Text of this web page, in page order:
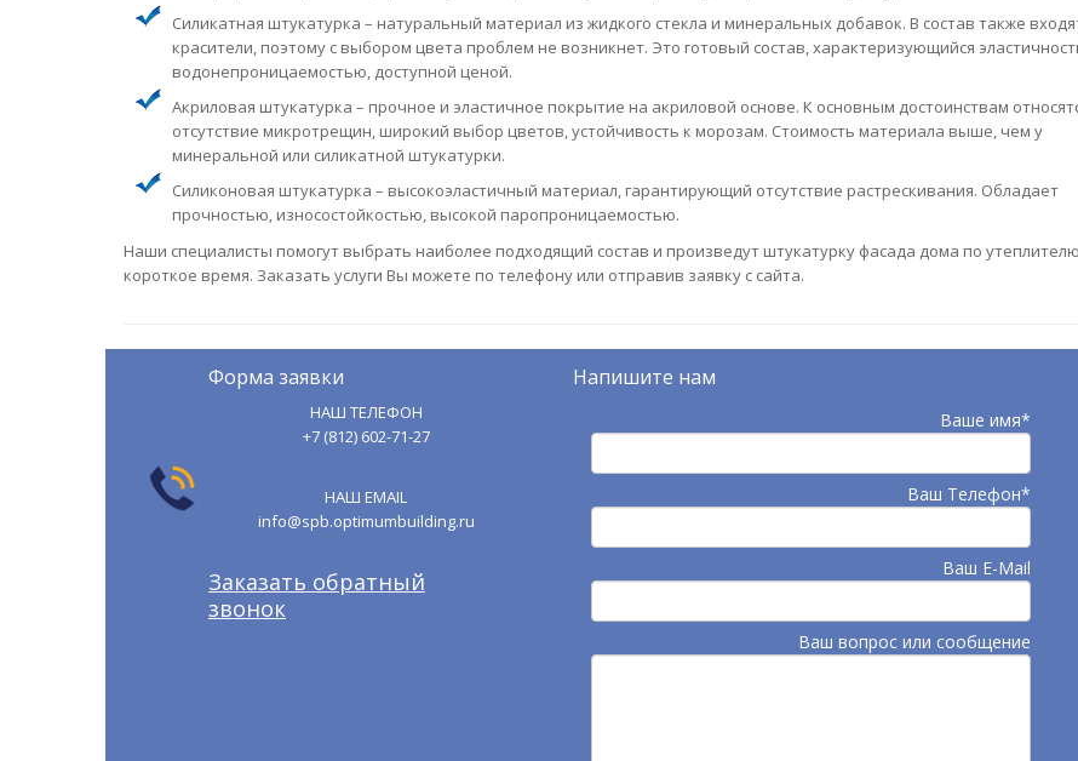
Силикатная штукатурка – натуральный материал из жидкого стекла и минеральных добавок. В состав также
красители, поэтому с выбором цвета проблем не возникнет. Это готовый состав, характеризующийся
водонепроницаемостью, доступной ценой.
Акриловая штукатурка – прочное и эластичное покрытие на акриловой основе. К основным достоинствам
отсутствие микротрещин, широкий выбор цветов, устойчивость к морозам. Стоимость материала выше, чем у
минеральной или силикатной штукатурки.
Силиконовая штукатурка – высокоэластичный материал, гарантирующий отсутствие растрескивания. Обладает
прочностью, износостойкостью, высокой паропроницаемостью.
Наши специалисты помогут выбрать наиболее подходящий состав и произведут штукатурку фасада дома по
короткое время. Заказать услуги Вы можете по телефону или отправив заявку с сайта.
Форма заявки
НАШ ТЕЛЕФОН
+7 (812) 602-71-27
НАШ EMAIL
info@spb.optimumbuilding.ru
Заказать обратный
звонок
Напишите нам
Ваше имя*
Ваш Телефон*
Ваш E-Mail
Ваш вопрос или сообщение